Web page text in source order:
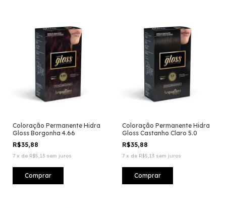
Coloração Permanente Hidra
Gloss Borgonha 4.66
R$35,88
7 x de R$5,13 sem juros
Coloração Permanente Hidra
Gloss Castanho Claro 5.0
R$35,88
7 x de R$5,13 sem juros